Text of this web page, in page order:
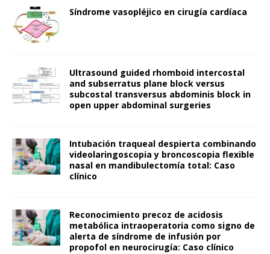
Síndrome vasopléjico en cirugía cardíaca
Ultrasound guided rhomboid intercostal
and subserratus plane block versus
subcostal transversus abdominis block in
open upper abdominal surgeries
Intubación traqueal despierta combinando
videolaringoscopia y broncoscopia flexible
nasal en mandibulectomía total: Caso
clínico
Reconocimiento precoz de acidosis
metabólica intraoperatoria como signo de
alerta de síndrome de infusión por
propofol en neurocirugía: Caso clínico